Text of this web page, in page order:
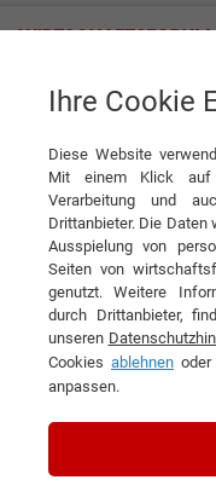
EXHAUSTO by Aldes
KONTAKT
Ihre Cookie
Diese Website
Mit einem Klick auf
Verarbeitung und
Drittanbieter. Die Daten
Ausspielung von
Seiten von
genutzt. Weitere
durch Drittanbieter,
unseren
Cookies ablehnen
anpassen.